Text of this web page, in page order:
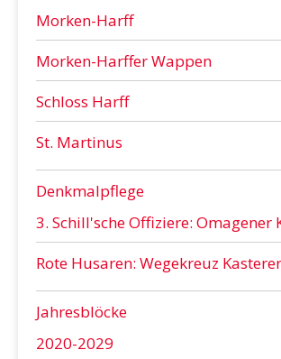
Morken-Harff
Morken-Harffer Wappen
Schloss Harff
St. Martinus
Denkmalpflege
3. Schill'sche Offiziere: Omagener
Rote Husaren: Wegekreuz
Jahresblöcke
2020-2029